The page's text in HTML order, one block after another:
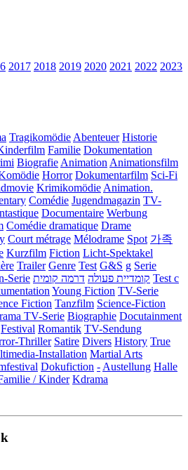
2017 2018 2019 2020 2021 2022 2023
TragikomödieAbenteuer Historie
Familie Dokumentation
BiografieAnimationAnimationsfilm
Horror Dokumentarfilm Sci-Fi
KrimikomödieAnimation.
Comédie Jugendmagazin TV-
Documentaire Werbung
Comédie dramatique Drame
Court métrage Mélodrame Spot 가족
Kurzfilm Fiction Licht-Spektakel
Trailer Genre Test G&S g Serie
Serie קומדיית פעולה דרמה קומית
Test c
Young Fiction TV-Serie
Fiction Tanzfilm Science-Fiction
TV-Serie Biographie Docutainment
Festival Romantik TV-Sendung
Thriller Satire Divers History True
Installation Martial Arts
Dokufiction -Austellung Halle
/ Kinder Kdrama